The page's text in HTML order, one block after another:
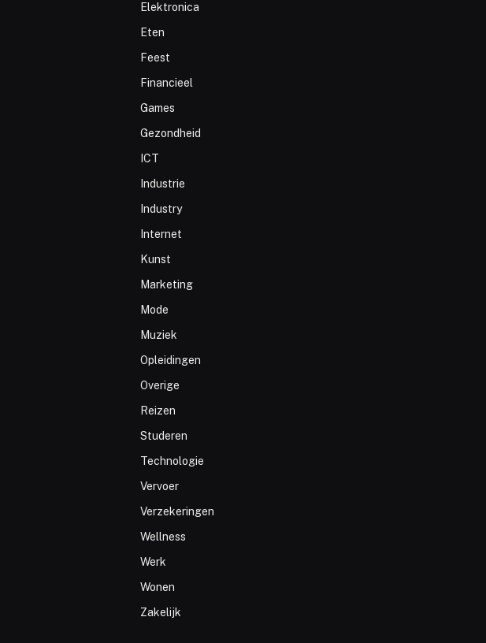
Elektronica
Eten
Feest
Financieel
Games
Gezondheid
ICT
Industrie
Industry
Internet
Kunst
Marketing
Mode
Muziek
Opleidingen
Overige
Reizen
Studeren
Technologie
Vervoer
Verzekeringen
Wellness
Werk
Wonen
Zakelijk